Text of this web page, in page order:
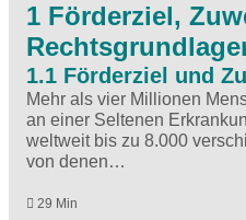
1 Förderziel,
1.1 Förderziel und
Mehr als vier Millionen
an einer Seltenen
weltweit bis zu 8.000
von denen…
29 Min